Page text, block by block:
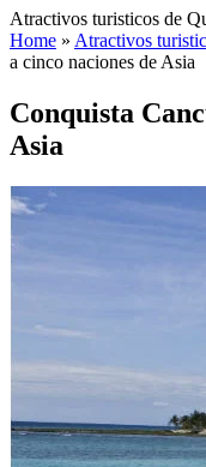
Atractivos turisticos de
Home » Atractivos
a cinco naciones de Asia
Conquista
Asia